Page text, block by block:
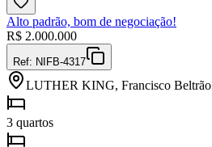
Alto padrão, bom de negociação!
R$ 2.000.000
Ref: NIFB-4317
LUTHER KING, Francisco Beltrão
3 quartos